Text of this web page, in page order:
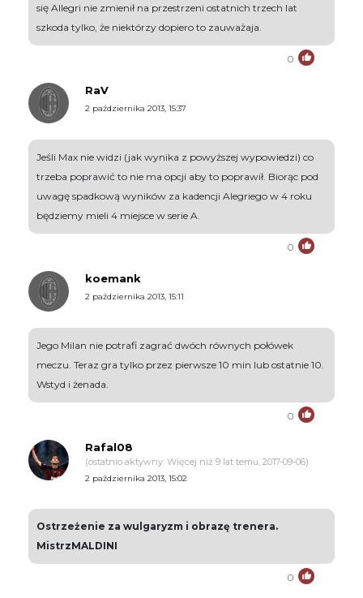
się Allegri nie zmienił na przestrzeni ostatnich trzech lat
szkoda tylko, że niektórzy dopiero to zauważaja.
0
RaV
2 października 2013, 15:37
Jeśli Max nie widzi (jak wynika z powyższej wypowiedzi) co
trzeba poprawić to nie ma opcji aby to poprawił. Biorąc pod
uwagę spadkową wyników za kadencji Alegriego w 4 roku
będziemy mieli 4 miejsce w serie A.
0
koemank
2 października 2013, 15:11
Jego Milan nie potrafi zagrać dwóch równych połówek
meczu. Teraz gra tylko przez pierwsze 10 min lub ostatnie 10.
Wstyd i żenada.
0
Rafal08
(ostatnio aktywny: Więcej niż 9 lat temu, 2017-09-06)
2 października 2013, 15:02
Ostrzeżenie za wulgaryzm i obrazę trenera.
MistrzMALDINI
0